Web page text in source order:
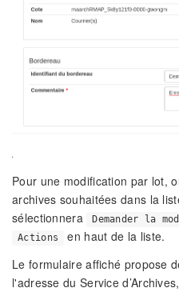
Pour une modification par lot,
archives souhaitées dans la
sélectionnera
Demander la
Actions
en haut de la liste.
Le formulaire affiché propose
l'adresse du Service